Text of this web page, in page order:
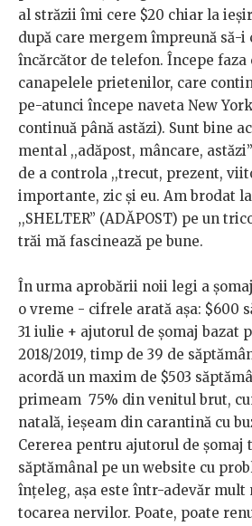
al străzii îmi cere $20 chiar la
după care mergem împreună să-i
încărcător de telefon. Începe
canapelele prietenilor, care
pe-atunci începe naveta New
continuă până astăzi). Sunt bine
mental ,,adăpost, mâncare,
de a controla ,,trecut, prezent,
importante, zic și eu. Am brodat
,,SHELTER” (ADĂPOST) pe un
trăi mă fascinează pe bune.
În urma aprobării noii legi a
o vreme - cifrele arată așa: $600
31 iulie + ajutorul de șomaj bazat
2018/2019, timp de 39 de
acordă un maxim de $503
primeam 75% din venitul brut,
natală, ieșeam din carantină cu
Cererea pentru ajutorul de șomaj
săptămânal pe un website cu
înțeleg, așa este într-adevăr mult
tocarea nervilor. Poate, poate